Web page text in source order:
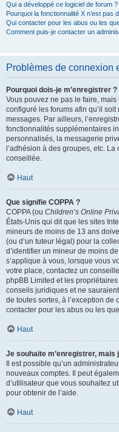
Qui a développé ce logiciel de forum ?
Pourquoi la fonctionnalité X n’est pas
Qui contacter pour les abus ou les
Comment puis-je contacter un
Problèmes de connexion
Pourquoi dois-je m’enregistrer ?
Vous pouvez ne pas le faire,
configuré les forums afin qu’il
messages. Par ailleurs,
fonctionnalités supplémentaires
personnalisés, la messagerie
l’adhésion à des groupes, etc.
conseillée.
Haut
Que signifie COPPA ?
COPPA (ou Children’s Online
États-Unis qui dit que les sites
mineurs de moins de 13 ans
(ou d’un tuteur légal) pour la
d’identifier un mineur de moins
s’applique à vous, lorsque vous
votre place, contactez un
phpBB Limited et les
conseils juridiques et ne
de toutes sortes, à l’exception
contacter pour les abus ou les
Haut
Je souhaite m’enregistrer, mais
Il est possible qu’un
nouveaux comptes. Il peut
d’utilisateur que vous souhaitez
pour obtenir de l’aide.
Haut